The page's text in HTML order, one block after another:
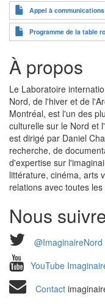
Appel à communications
Programme de la table
À propos
Le Laboratoire
Nord, de l'hiver et de
Montréal, est l'un des
culturelle sur le Nord et
est dirigé par Daniel
recherche, de
d'expertise sur
littérature, cinéma, arts
relations avec toutes
Nous
@ImaginaireNord
YouTube
Contact